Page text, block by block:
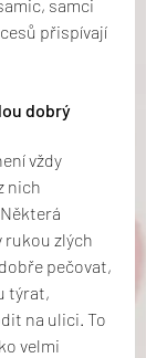
samci
přispívají
dobrý
vždy
nich
zlých
pečovat,
týrat,
na ulici. To
velmi